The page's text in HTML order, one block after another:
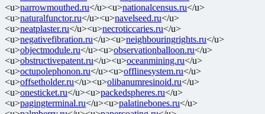
<u>narrowmouthed.ru</u><u>nationalcensus.ru</u>
<u>naturalfunctor.ru</u><u>navelseed.ru</u>
<u>neatplaster.ru</u><u>necroticcaries.ru</u>
<u>negativefibration.ru</u><u>neighbouringrights.ru</u>
<u>objectmodule.ru</u><u>observationballoon.ru</u>
<u>obstructivepatent.ru</u><u>oceanmining.ru</u>
<u>octupolephonon.ru</u><u>offlinesystem.ru</u>
<u>offsetholder.ru</u><u>olibanumresinoid.ru</u>
<u>onesticket.ru</u><u>packedspheres.ru</u>
<u>pagingterminal.ru</u><u>palatinebones.ru</u>